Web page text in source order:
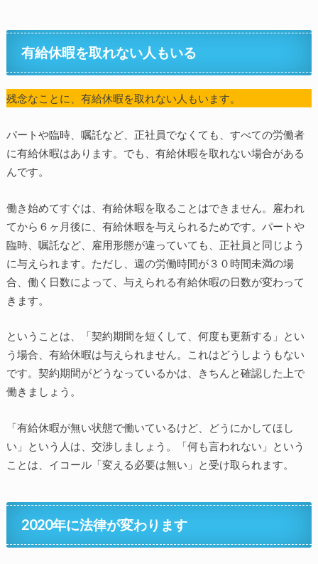
有給休暇を取れない人もいる
残念なことに、有給休暇を取れない人もいます。
パートや臨時、嘱託など、正社員でなくても、すべての労働者
に有給休暇はあります。でも、有給休暇を取れない場合がある
んです。
働き始めてすぐは、有給休暇を取ることはできません。雇われ
てから６ヶ月後に、有給休暇を与えられるためです。パートや
臨時、嘱託など、雇用形態が違っていても、正社員と同じよう
に与えられます。ただし、週の労働時間が３０時間未満の場
合、働く日数によって、与えられる有給休暇の日数が変わって
きます。
ということは、「契約期間を短くして、何度も更新する」とい
う場合、有給休暇は与えられません。これはどうしようもない
です。契約期間がどうなっているかは、きちんと確認した上で
働きましょう。
「有給休暇が無い状態で働いているけど、どうにかしてほし
い」という人は、交渉しましょう。「何も言われない」という
ことは、イコール「変える必要は無い」と受け取られます。
2020年に法律が変わります